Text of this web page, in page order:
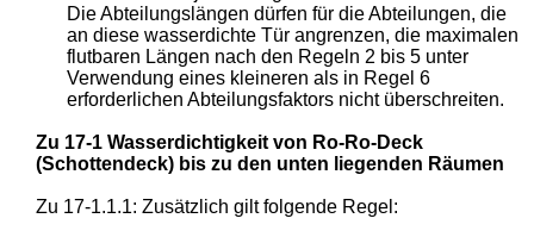
Die Abteilungslängen dürfen für die Abteilungen, die
an diese wasserdichte Tür angrenzen, die maximalen
flutbaren Längen nach den Regeln 2 bis 5 unter
Verwendung eines kleineren als in Regel 6
erforderlichen Abteilungsfaktors nicht überschreiten.
Zu 17-1 Wasserdichtigkeit von Ro-Ro-Deck
(Schottendeck) bis zu den unten liegenden Räumen
Zu 17-1.1.1: Zusätzlich gilt folgende Regel: